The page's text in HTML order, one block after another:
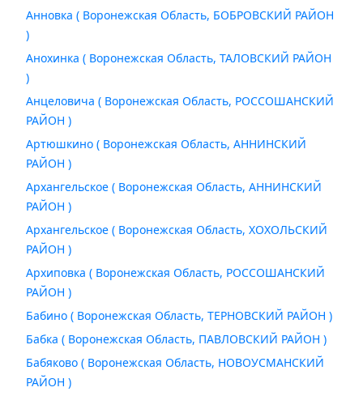
Анновка ( Воронежская Область, БОБРОВСКИЙ РАЙОН
)
Анохинка ( Воронежская Область, ТАЛОВСКИЙ РАЙОН
)
Анцеловича ( Воронежская Область, РОССОШАНСКИЙ
РАЙОН )
Артюшкино ( Воронежская Область, АННИНСКИЙ
РАЙОН )
Архангельское ( Воронежская Область, АННИНСКИЙ
РАЙОН )
Архангельское ( Воронежская Область, ХОХОЛЬСКИЙ
РАЙОН )
Архиповка ( Воронежская Область, РОССОШАНСКИЙ
РАЙОН )
Бабино ( Воронежская Область, ТЕРНОВСКИЙ РАЙОН )
Бабка ( Воронежская Область, ПАВЛОВСКИЙ РАЙОН )
Бабяково ( Воронежская Область, НОВОУСМАНСКИЙ
РАЙОН )